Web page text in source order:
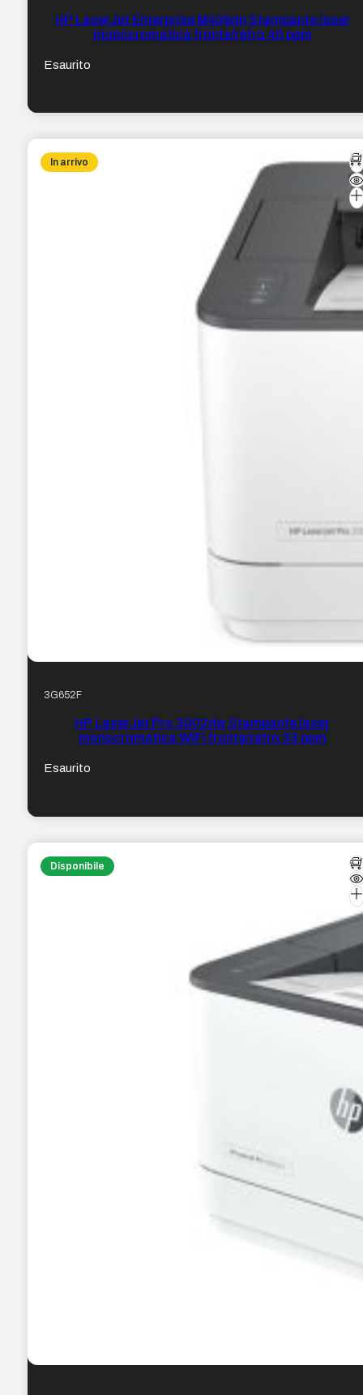
HP LaserJet Enterprise M406dn Stampante laser
monocromatica fronte/retro 40 ppm
Esaurito
In arrivo
3G652F
HP LaserJet Pro 3002dw Stampante laser
monocromatica WiFi fronte/retro 33 ppm
Esaurito
Disponibile